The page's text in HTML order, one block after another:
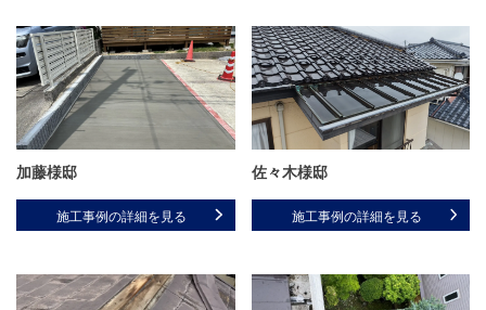
加藤様邸
施工事例の詳細を見る
佐々木様邸
施工事例の詳細を見る